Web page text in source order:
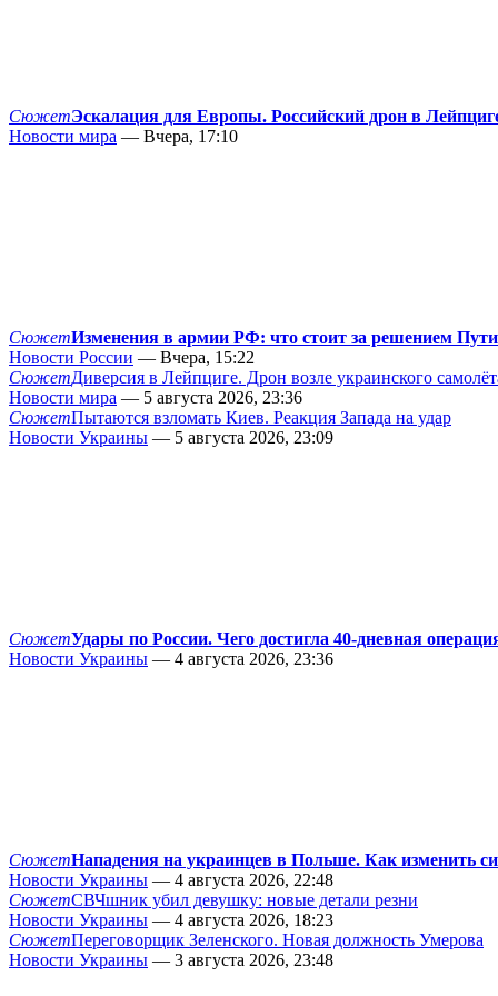
СюжетЭскалация для Европы. Российский дрон в
Новости мира — Вчера, 17:10
СюжетИзменения в армии РФ: что стоит за решением
Новости России — Вчера, 15:22
СюжетДиверсия в Лейпциге. Дрон возле украинского
Новости мира — 5 августа 2026, 23:36
СюжетПытаются взломать Киев. Реакция Запада на удар
Новости Украины — 5 августа 2026, 23:09
СюжетУдары по России. Чего достигла 40-дневная
Новости Украины — 4 августа 2026, 23:36
СюжетНападения на украинцев в Польше. Как изменить
Новости Украины — 4 августа 2026, 22:48
СюжетСВЧшник убил девушку: новые детали резни
Новости Украины — 4 августа 2026, 18:23
СюжетПереговорщик Зеленского. Новая должность Умерова
Новости Украины — 3 августа 2026, 23:48